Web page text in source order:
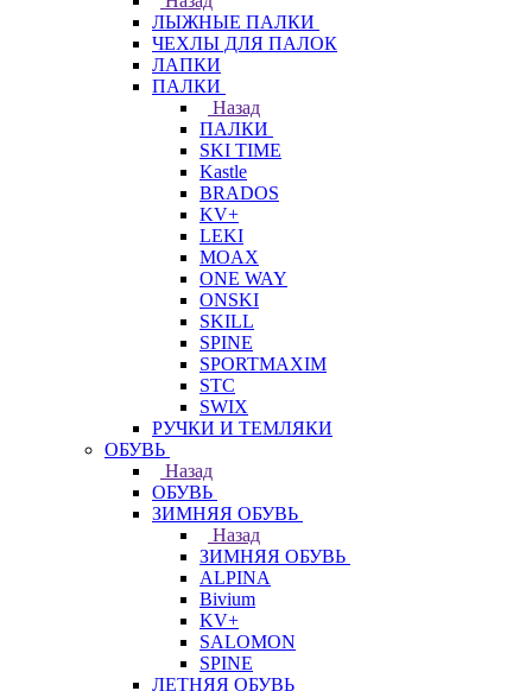
ЛЫЖНЫЕ ПАЛКИ
ЧЕХЛЫ ДЛЯ ПАЛОК
ЛАПКИ
ПАЛКИ
Назад
ПАЛКИ
SKI TIME
Kastle
BRADOS
KV+
LEKI
MOAX
ONE WAY
ONSKI
SKILL
SPINE
SPORTMAXIM
STC
SWIX
РУЧКИ И ТЕМЛЯКИ
ОБУВЬ
Назад
ОБУВЬ
ЗИМНЯЯ ОБУВЬ
Назад
ЗИМНЯЯ ОБУВЬ
ALPINA
Bivium
KV+
SALOMON
SPINE
ЛЕТНЯЯ ОБУВЬ